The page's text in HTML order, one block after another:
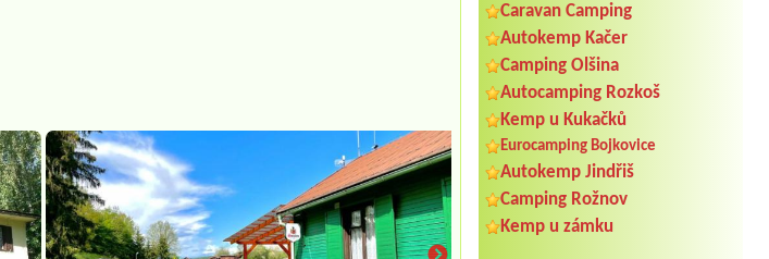
Caravan Camping
Autokemp Kačer
Camping Olšina
Autocamping Rozkoš
Kemp u Kukačků
Eurocamping Bojkovice
Autokemp Jindřiš
Camping Rožnov
Kemp u zámku
Termín od 2026-08-26 |
kopci
2l chata a 2 osoby